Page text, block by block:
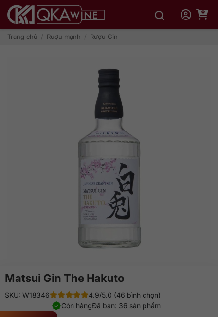
qua
dungTrang chủ / Rượu mạnh / Rượu Gin
Matsui Gin The Hakuto
SKU: W18346
4.9/5.0 (46 bình chọn)
Đã bán: 36 sản phẩm
Còn hàng